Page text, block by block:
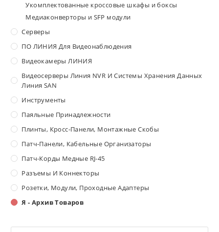
Укомплектованные кроссовые шкафы и боксы
Медиаконверторы и SFP модули
Серверы
ПО ЛИНИЯ Для Видеонаблюдения
Видеокамеры ЛИНИЯ
Видеосерверы Линия NVR И Системы Хранения Данных
Линия SAN
Инструменты
Паяльные Принадлежности
Плинты, Кросс-Панели, Монтажные Скобы
Патч-Панели, Кабельные Организаторы
Патч-Корды Медные RJ-45
Разъемы И Коннекторы
Розетки, Модули, Проходные Адаптеры
Я - Архив Товаров